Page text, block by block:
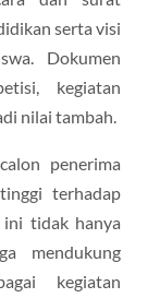
serta visi
Dokumen
kegiatan
nilai tambah.
penerima
terhadap
ini tidak hanya
mendukung
kegiatan